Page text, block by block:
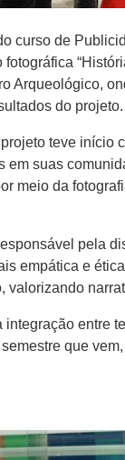
curso de
Arqueológico,
do projeto.
teve
suas
meio da
pela
empática e
valorizando
entre
que